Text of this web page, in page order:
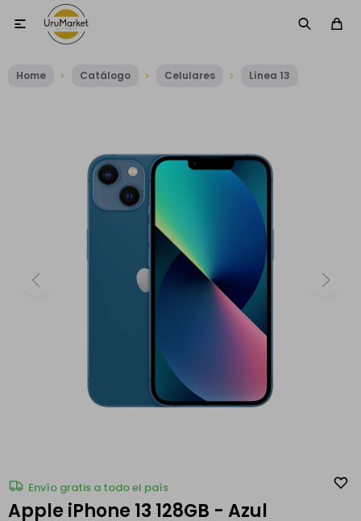

Home Catálogo Celulares Línea 13
Envío gratis a todo el país
Apple iPhone 13 128GB - Azul